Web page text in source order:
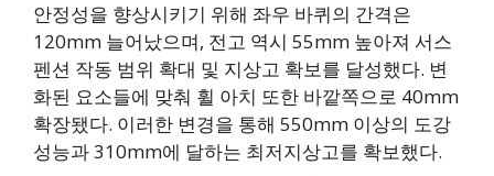
안정성을 향상시키기 위해 좌우 바퀴의 간격은
120mm 늘어났으며, 전고 역시 55mm 높아져 서스
펜션 작동 범위 확대 및 지상고 확보를 달성했다. 변
화된 요소들에 맞춰 휠 아치 또한 바깥쪽으로 40mm
확장됐다. 이러한 변경을 통해 550mm 이상의 도강
성능과 310mm에 달하는 최저지상고를 확보했다.